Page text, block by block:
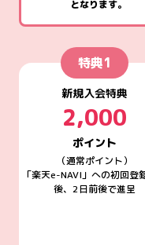
となります。
特典1
新規入会特典
2,000
ポイント
（通常ポイント）
「楽天e-NAVI」への初回登
後、2日前後で進呈